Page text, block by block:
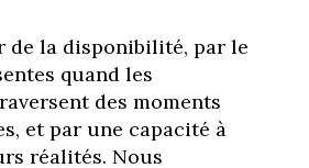
de la disponibilité, par le
quand les
des moments
et par une capacité à
réalités. Nous